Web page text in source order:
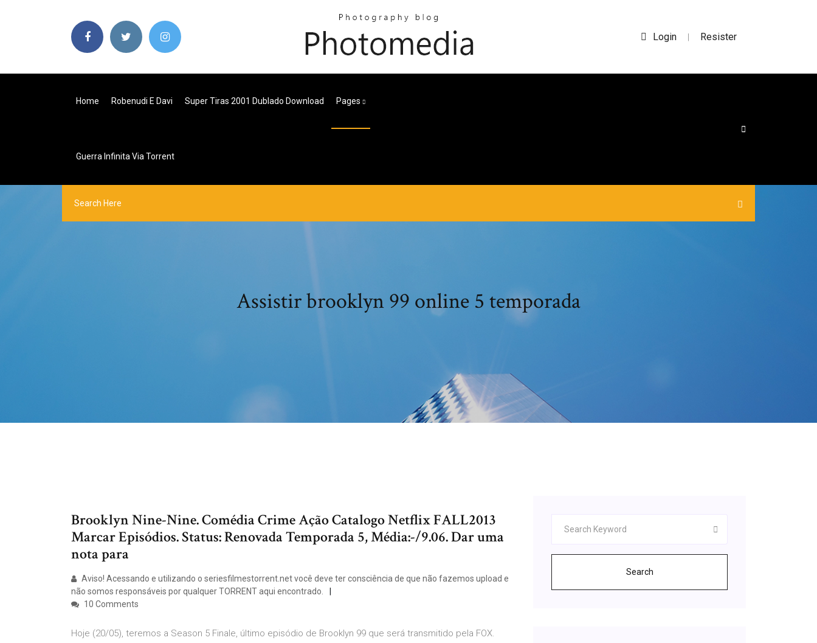
Login | Resister
Home Robenudi E Davi Super Tiras 2001 Dublado Download Pages
Guerra Infinita Via Torrent
Assistir brooklyn 99 online 5 temporada
Brooklyn Nine-Nine. Comédia Crime Ação Catalogo Netflix FALL2013
Marcar Episódios. Status: Renovada Temporada 5, Média:-/9.06. Dar uma
nota para
Aviso! Acessando e utilizando o seriesfilmestorrent.net você deve ter consciência de que não fazemos upload e
não somos responsáveis por qualquer TORRENT aqui encontrado.
10 Comments
Hoje (20/05), teremos a Season 5 Finale, último episódio de Brooklyn 99 que será transmitido pela FOX.
Search